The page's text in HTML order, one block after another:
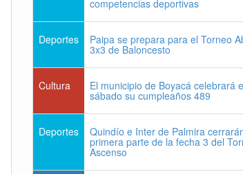
competencias deportivas
Deportes Paipa se prepara para el Torneo
3x3 de Baloncesto
Cultura El municipio de Boyacá celebrará
sábado su cumpleaños 489
Deportes Quindío e Inter de Palmira
primera parte de la fecha 3 del
Ascenso